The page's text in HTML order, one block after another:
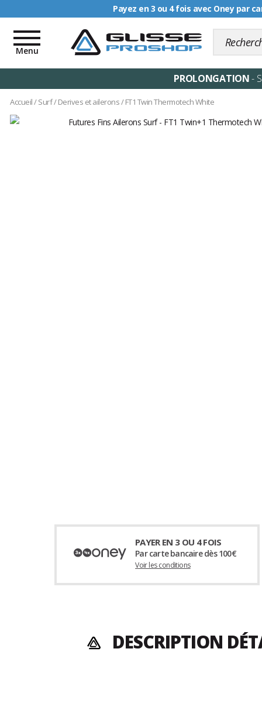
Livraison offerte
Toggle
navigation
Menu
PROLONGATION-
Accueil/Surf/Derives et ailerons/FT1 Twin Thermotech White
PAYER EN 3 OU 4 FOIS
Par carte bancaire dès 100€
Voir les conditions
DESCRIPTION